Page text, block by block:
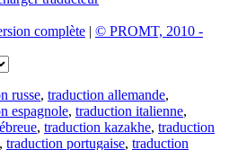
complète | © PROMT, 2010 -
russe, traduction allemande,
espagnole, traduction italienne,
, traduction kazakhe, traduction
, traduction portugaise, traduction